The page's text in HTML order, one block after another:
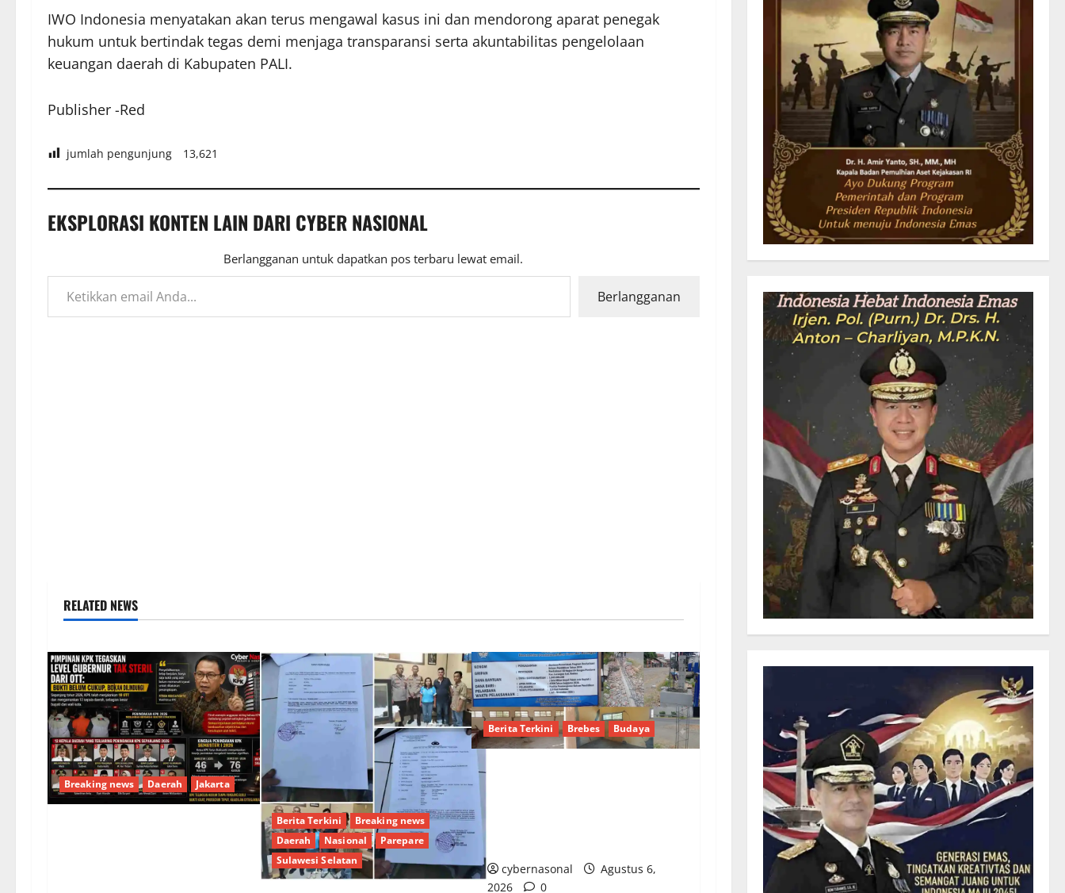
IWO Indonesia menyatakan akan terus mengawal kasus ini dan mendorong aparat penegak
hukum untuk bertindak tegas demi menjaga transparansi serta akuntabilitas pengelolaan
keuangan daerah di Kabupaten PALI.
Publisher -Red
jumlah pengunjung 13,621
EKSPLORASI KONTEN LAIN DARI CYBER NASIONAL
Berlangganan untuk dapatkan pos terbaru lewat email.
Ketikkan email Anda...
Berlangganan
RELATED NEWS
Breaking news Daerah Jakarta
Berita Terkini
Breaking news
Daerah
Nasional
Parepare
Sulawesi Selatan
Berita Terkini Brebes Budaya
cybernasonal
Agustus 6,
2026
0